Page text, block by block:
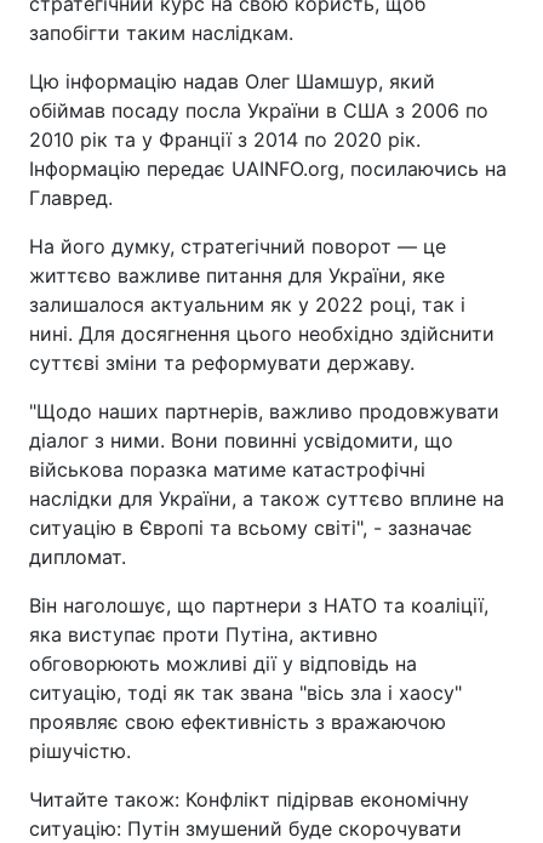
запобігти таким наслідкам.
Цю інформацію надав Олег Шамшур, який
обіймав посаду посла України в США з 2006 по
2010 рік та у Франції з 2014 по 2020 рік.
Інформацію передає UAINFO.org, посилаючись на
Главред.
На його думку, стратегічний поворот — це
життєво важливе питання для України, яке
залишалося актуальним як у 2022 році, так і
нині. Для досягнення цього необхідно здійснити
суттєві зміни та реформувати державу.
"Щодо наших партнерів, важливо продовжувати
діалог з ними. Вони повинні усвідомити, що
військова поразка матиме катастрофічні
наслідки для України, а також суттєво вплине на
ситуацію в Європі та всьому світі", - зазначає
дипломат.
Він наголошує, що партнери з НАТО та коаліції,
яка виступає проти Путіна, активно
обговорюють можливі дії у відповідь на
ситуацію, тоді як так звана "вісь зла і хаосу"
проявляє свою ефективність з вражаючою
рішучістю.
Читайте також: Конфлікт підірвав економічну
ситуацію: Путін змушений буде скорочувати